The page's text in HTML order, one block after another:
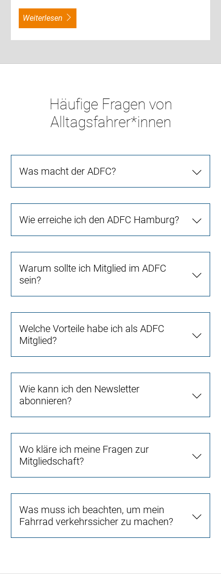
weiterlesen
Häufige Fragen von
Alltagsfahrer*innen
Was macht der ADFC?
Wie erreiche ich den ADFC Hamburg?
Warum sollte ich Mitglied im ADFC
sein?
Welche Vorteile habe ich als ADFC
Mitglied?
Wie kann ich den Newsletter
abonnieren?
Wo kläre ich meine Fragen zur
Mitgliedschaft?
Was muss ich beachten, um mein
Fahrrad verkehrssicher zu machen?